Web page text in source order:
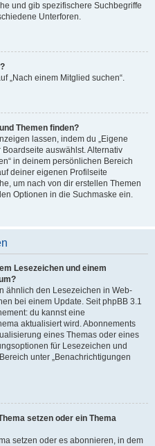
und gib spezifischere Suchbegriffe
Unterforen.
„Nach einem Mitglied suchen“.
Themen finden?
lassen, indem du „Eigene
auswählst. Alternativ
in deinem persönlichen Bereich
deiner eigenen Profilseite
um nach von dir erstellen Themen
Optionen in die Suchmaske ein.
Lesezeichen und einem
ähnlich den Lesezeichen in Web-
bei einem Update. Seit phpBB 3.1
du kannst eine
aktualisiert wird. Abonnements
eines Themas oder eines
für Lesezeichen und
unter „Benachrichtigungen
setzen oder ein Thema
setzen oder es abonnieren, in dem